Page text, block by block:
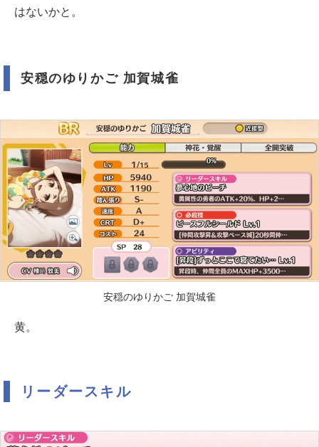
はないかと。
安穏のゆりかご 加賀城雀
安穏のゆりかご 加賀城雀
黄。
リーダースキル